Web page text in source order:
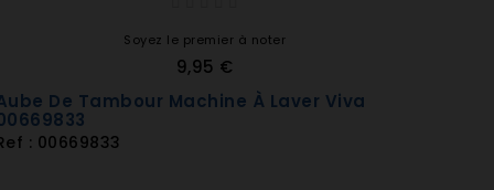
Soyez le premier à noter
9,95 €
De Tambour Machine À Laver Viva
: 00669833